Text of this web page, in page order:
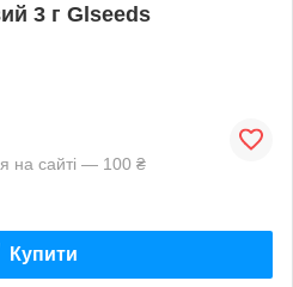
3 г Glseeds
на сайті — 100 ₴
Купити